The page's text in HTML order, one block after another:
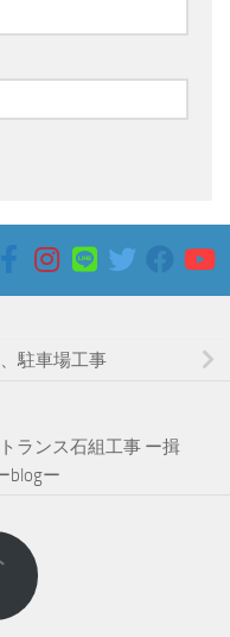
駐車場工事
ランス石組工事 ー揖
blogー